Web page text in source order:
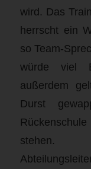
wird. Das
herrscht ein
so Team-
würde viel
außerdem
Durst
stehen.